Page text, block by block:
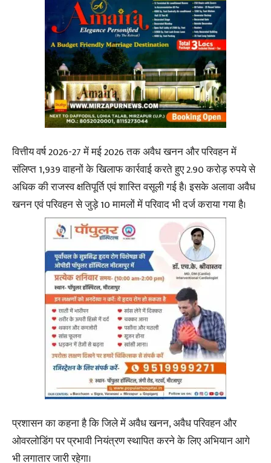
वित्तीय वर्ष 2026-27 में मई 2026 तक अवैध खनन और परिवहन में
संलिप्त 1,939 वाहनों के खिलाफ कार्रवाई करते हुए 2.90 करोड़ रुपये से
अधिक की राजस्व क्षतिपूर्ति एवं शास्ति वसूली गई है। इसके अलावा अवैध
खनन एवं परिवहन से जुड़े 10 मामलों में परिवाद भी दर्ज कराया गया है।
प्रशासन का कहना है कि जिले में अवैध खनन, अवैध परिवहन और
ओवरलोडिंग पर प्रभावी नियंत्रण स्थापित करने के लिए अभियान आगे
भी लगातार जारी रहेगा।